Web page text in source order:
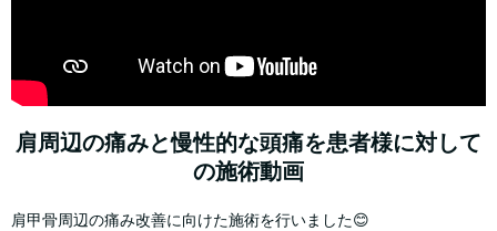
肩周辺の痛みと慢性的な頭痛を患者様に対して
の施術動画
肩甲骨周辺の痛み改善に向けた施術を行いました😊